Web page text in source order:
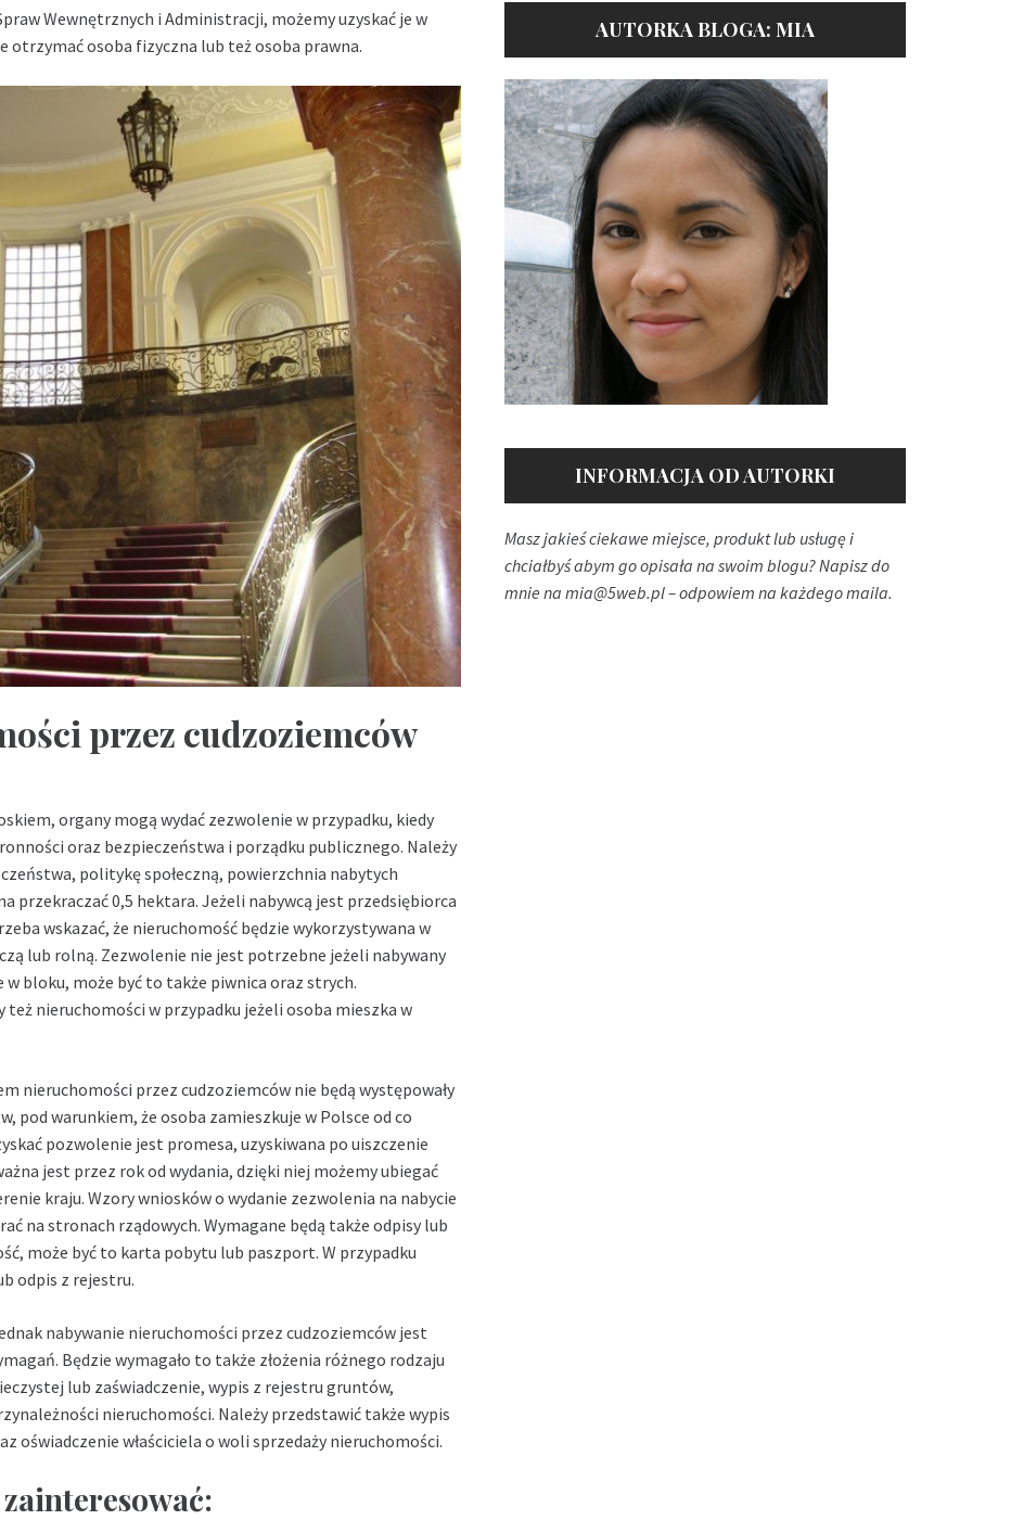
Wewnętrznych i Administracji, możemy uzyskać je w
otrzymać osoba fizyczna lub też osoba prawna.
przez cudzoziemców
organy mogą wydać zezwolenie w przypadku, kiedy
oraz bezpieczeństwa i porządku publicznego. Należy
politykę społeczną, powierzchnia nabytych
przekraczać 0,5 hektara. Jeżeli nabywcą jest przedsiębiorca
wskazać, że nieruchomość będzie wykorzystywana w
lub rolną. Zezwolenie nie jest potrzebne jeżeli nabywany
bloku, może być to także piwnica oraz strych.
nieruchomości w przypadku jeżeli osoba mieszka w
nieruchomości przez cudzoziemców nie będą występowały
pod warunkiem, że osoba zamieszkuje w Polsce od co
pozwolenie jest promesa, uzyskiwana po uiszczenie
jest przez rok od wydania, dzięki niej możemy ubiegać
kraju. Wzory wniosków o wydanie zezwolenia na nabycie
na stronach rządowych. Wymagane będą także odpisy lub
może być to karta pobytu lub paszport. W przypadku
odpis z rejestru.
nabywanie nieruchomości przez cudzoziemców jest
Będzie wymagało to także złożenia różnego rodzaju
lub zaświadczenie, wypis z rejestru gruntów,
nieruchomości. Należy przedstawić także wypis
oświadczenie właściciela o woli sprzedaży nieruchomości.
AUTORKA BLOGA: MIA
INFORMACJA OD AUTORKI
Masz jakieś ciekawe miejsce, produkt lub usługę i
chciałbyś abym go opisała na swoim blogu? Napisz do
mnie na mia@5web.pl– odpowiem na każdego maila.